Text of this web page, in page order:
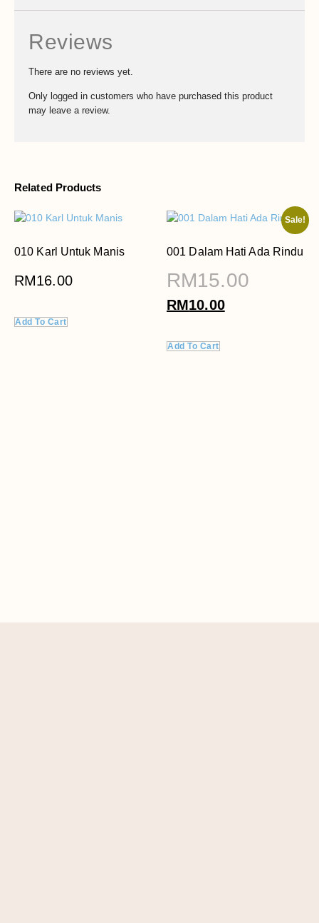
Related Products
010 Karl Untuk Manis
RM16.00
Add To Cart
Sale!
001 Dalam Hati Ada Rindu
RM15.00
RM10.00
Add To Cart
Reviews
There are no reviews yet.
Only logged in customers who have purchased this product
may leave a review.